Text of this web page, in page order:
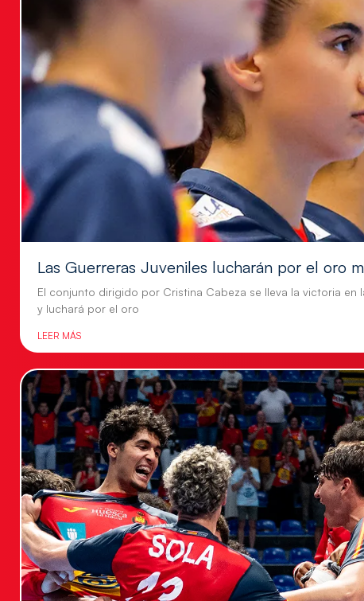
Las Guerreras Juveniles lucharán por el oro
El conjunto dirigido por Cristina Cabeza se lleva la victoria en
y luchará por el oro
LEER MÁS